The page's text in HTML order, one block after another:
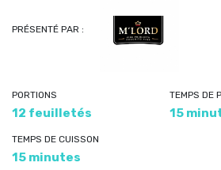
PRÉSENTÉ PAR :
PORTIONS
12 feuilletés
TEMPS DE
15
TEMPS DE CUISSON
15 minutes